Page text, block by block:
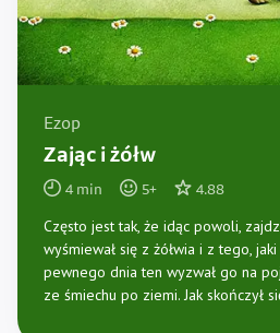
Ezop
Zając i żółw
4min 5+ 4.88
Często jest tak, że idąc powoli,
wyśmiewał się z żółwia i z tego,
pewnego dnia ten wyzwał go na
ze śmiechu po ziemi. Jak skończył